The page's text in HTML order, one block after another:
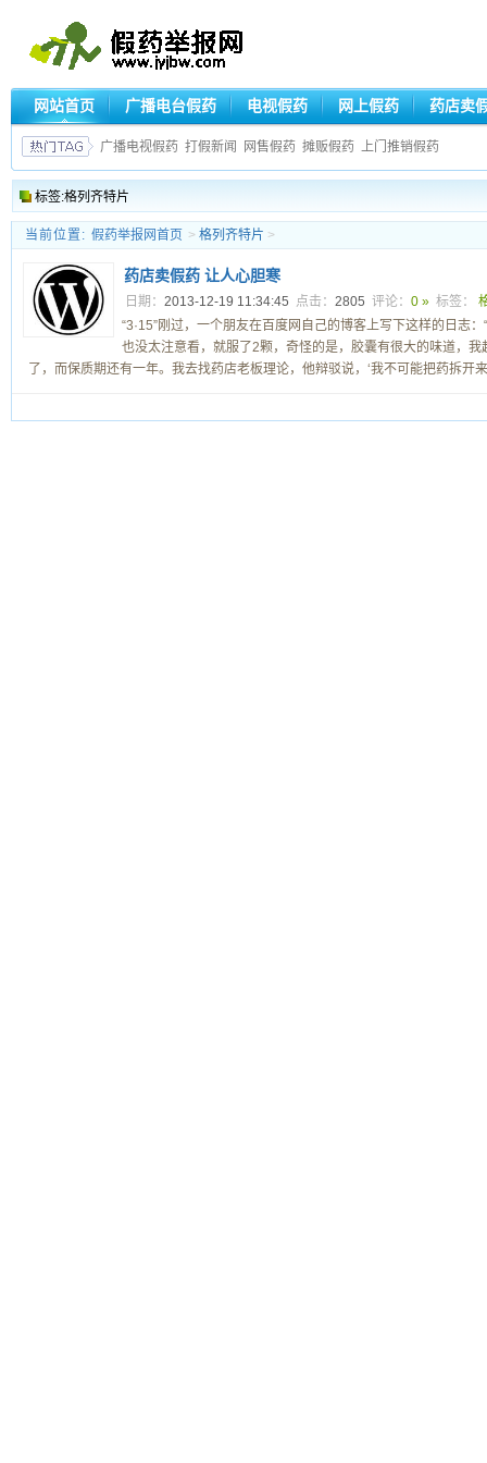
网站首页 广播电台假药 电视假药 网上假药 药店卖
广播电视假药 打假新闻 网售假药 摊贩假药 上门推销假药
标签:格列齐特片
当前位置: 假药举报网首页 > 格列齐特片 >
药店卖假药 让人心胆寒
日期： 2013-12-19 11:34:45 点击： 2805 评论： 0 » 标签：
“3·15”刚过，一个朋友在百度网自己的博客上写下这样的日志
也没太注意看，就服了2颗，奇怪的是，胶囊有很大的味道，
了，而保质期还有一年。我去找药店老板理论，他辩驳说，‘我不可能把药拆开